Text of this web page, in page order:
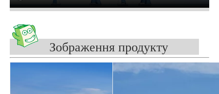
Зображення продукту